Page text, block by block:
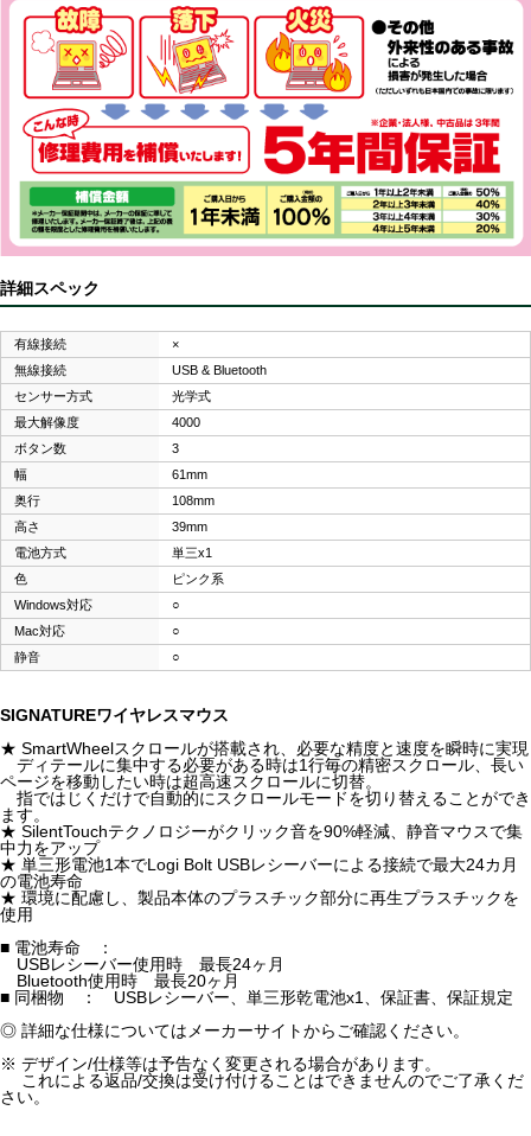
詳細スペック
有線接続
×
無線接続
USB & Bluetooth
センサー方式
光学式
最大解像度
4000
ボタン数
3
幅
61mm
奥行
108mm
高さ
39mm
電池方式
単三x1
色
ピンク系
Windows対応
○
Mac対応
○
静音
○
SIGNATUREワイヤレスマウス
★ SmartWheelスクロールが搭載され、必要な精度と速度を瞬時に実現
ディテールに集中する必要がある時は1行毎の精密スクロール、長い
ページを移動したい時は超高速スクロールに切替。
指ではじくだけで自動的にスクロールモードを切り替えることができ
ます。
★ SilentTouchテクノロジーがクリック音を90%軽減、静音マウスで集
中力をアップ
★ 単三形電池1本でLogi Bolt USBレシーバーによる接続で最大24カ月
の電池寿命
★ 環境に配慮し、製品本体のプラスチック部分に再生プラスチックを
使用
■ 電池寿命 ：
USBレシーバー使用時 最長24ヶ月
Bluetooth使用時 最長20ヶ月
■ 同梱物 ： USBレシーバー、単三形乾電池x1、保証書、保証規定
◎ 詳細な仕様についてはメーカーサイトからご確認ください。
※ デザイン/仕様等は予告なく変更される場合があります。
これによる返品/交換は受け付けることはできませんのでご了承くだ
さい。